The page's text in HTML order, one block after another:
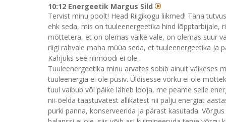
10:12 Energeetik Margus Sild
Tervist minu poolt! Head Riigikogu liikmed! Täna
ehk seda, mis on tuuleenergeetika hind lõpptarbijale,
mõttetera, et on olemas väike vale, on olemas suur
riigi rahvale maha müüa seda, et tuuleenergeetika ja
Kahjuks see niimoodi ei ole.
Tuuleenergeetika minu arvates sobib ainult väikeses
tuuleenergia ei ole püsiv. Üldisesse võrku ei ole
tuul vaibub või päike läheb looja, me peame selle
nii-öelda taastuvatest allikatest nii palju energiat
purki panna, konserveerida ja pärast kasutada.